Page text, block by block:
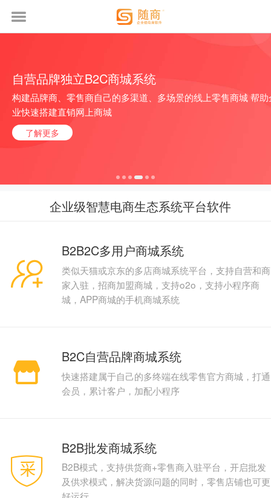
自营品牌独立B2C商城系统
构建品牌商、零售商自己的多渠道、多场景的线上零售商城 帮助
业快速搭建直销网上商城
了解更多
企业级智慧电商生态系统平台软件
B2B2C多用户商城系统
类似天猫或京东的多店商城系统平台，支持自营和商
家入驻，招商加盟商城，支持o2o，支持小程序商
城，APP商城的手机商城系统
B2C自营品牌商城系统
快速搭建属于自己的多终端在线零售官方商城，打通
会员，累计客户，加配小程序
B2B批发商城系统
B2B模式，支持供货商+零售商入驻平台，开启批发
及供求模式，解决货源问题的同时，零售店铺也可更